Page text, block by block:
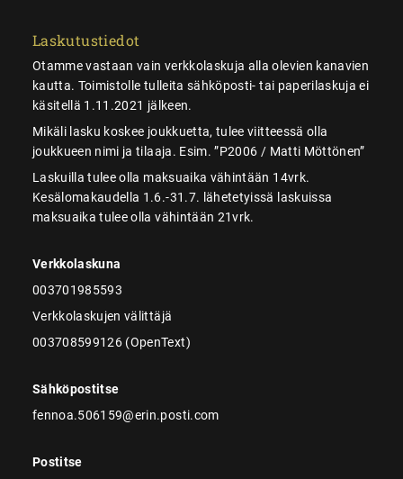
Laskutustiedot
Otamme vastaan vain verkkolaskuja alla olevien kanavien
kautta. Toimistolle tulleita sähköposti- tai paperilaskuja ei
käsitellä 1.11.2021 jälkeen.
Mikäli lasku koskee joukkuetta, tulee viitteessä olla
joukkueen nimi ja tilaaja. Esim. ”P2006 / Matti Möttönen”
Laskuilla tulee olla maksuaika vähintään 14vrk.
Kesälomakaudella 1.6.-31.7. lähetetyissä laskuissa
maksuaika tulee olla vähintään 21vrk.
Verkkolaskuna
003701985593
Verkkolaskujen välittäjä
003708599126 (OpenText)
Sähköpostitse
fennoa.506159@erin.posti.com
Postitse